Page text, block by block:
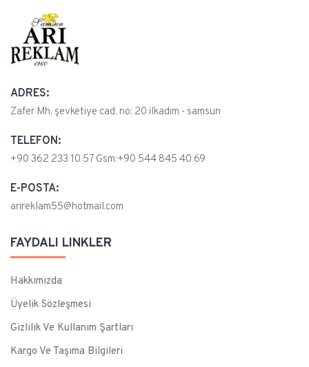
ADRES:
Zafer Mh. şevketiye cad. no: 20 ilkadım - samsun
TELEFON:
+90 362 233 10 57 Gsm:+90 544 845 40 69
E-POSTA:
arireklam55@hotmail.com
FAYDALI LINKLER
Hakkımızda
Üyelik Sözleşmesi
Gizlilik Ve Kullanım Şartları
Kargo Ve Taşıma Bilgileri